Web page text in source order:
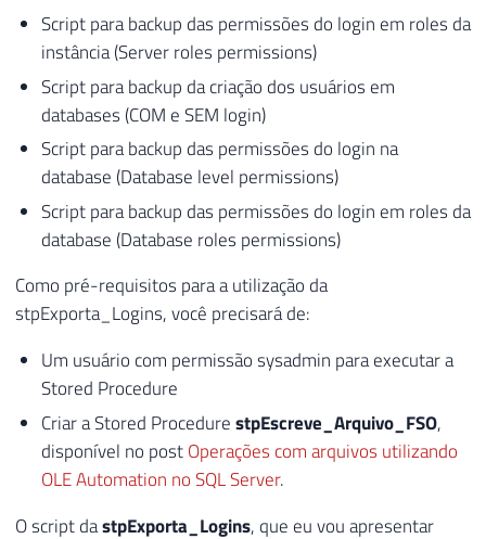
Script para backup das permissões do login em roles da
instância (Server roles permissions)
Script para backup da criação dos usuários em
databases (COM e SEM login)
Script para backup das permissões do login na
database (Database level permissions)
Script para backup das permissões do login em roles da
database (Database roles permissions)
Como pré-requisitos para a utilização da
stpExporta_Logins, você precisará de:
Um usuário com permissão sysadmin para executar a
Stored Procedure
Criar a Stored ProcedurestpEscreve_Arquivo_FSO,
disponível no postOperações com arquivos utilizando
OLE Automation no SQL Server.
O script dastpExporta_Logins, que eu vou apresentar